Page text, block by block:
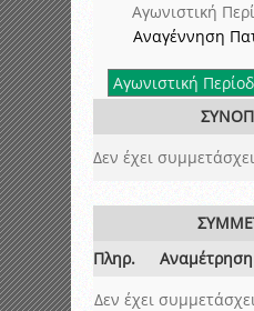
Αγωνιστική
Αναγέννηση
Δεν έχει
Πληρ.
Αναμέτρηση
Δεν έχει